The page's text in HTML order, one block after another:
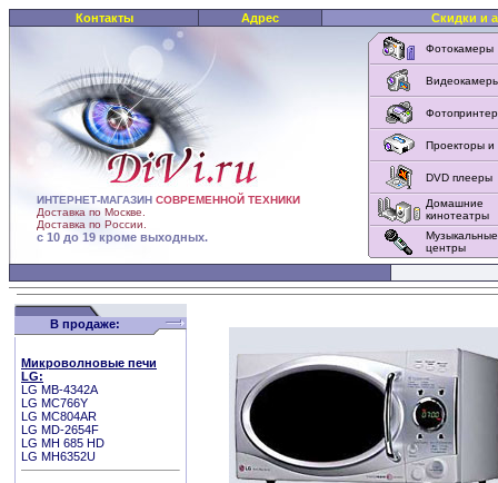
Контакты Адрес Скидки и
ИНТЕРНЕТ-МАГАЗИН СОВРЕМЕННОЙ ТЕХНИКИ
Доставка по Москве.
Доставка по России.
с 10 до 19 кроме выходных.
Фотокамеры
Проекторы и
DVD плееры
Домашние
кинотеатры
Музыкальные
центры
В продаже:
Микроволновые печи
LG:
LG MB-4342A
LG МС766Y
LG MC804AR
LG MD-2654F
LG MH 685 HD
LG MH6352U